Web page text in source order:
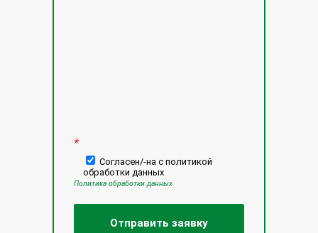
*
Согласен/-на с политикой
обработки данных
Политика обработки данных